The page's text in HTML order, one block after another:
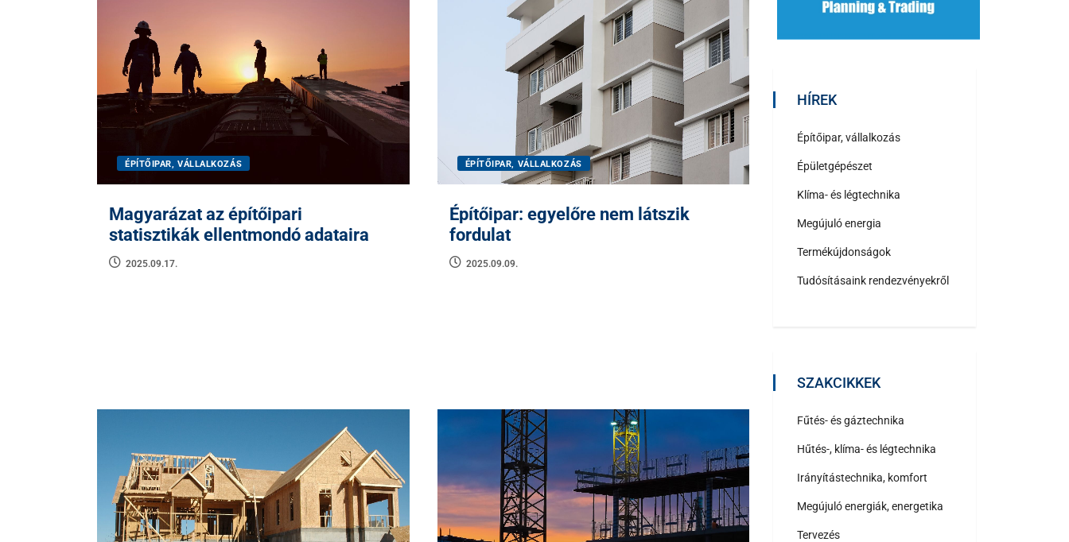
ÉPÍTŐIPAR, VÁLLALKOZÁS
Magyarázat az építőipari
statisztikák ellentmondó adataira
2025.09.17.
ÉPÍTŐIPAR, VÁLLALKOZÁS
Építőipar: egyelőre nem látszik
fordulat
2025.09.09.
HÍREK
Építőipar, vállalkozás
Épületgépészet
Klíma- és légtechnika
Megújuló energia
Termékújdonságok
Tudósításaink rendezvényekről
SZAKCIKKEK
Fűtés- és gáztechnika
Hűtés-, klíma- és légtechnika
Irányítástechnika, komfort
Megújuló energiák, energetika
Tervezés